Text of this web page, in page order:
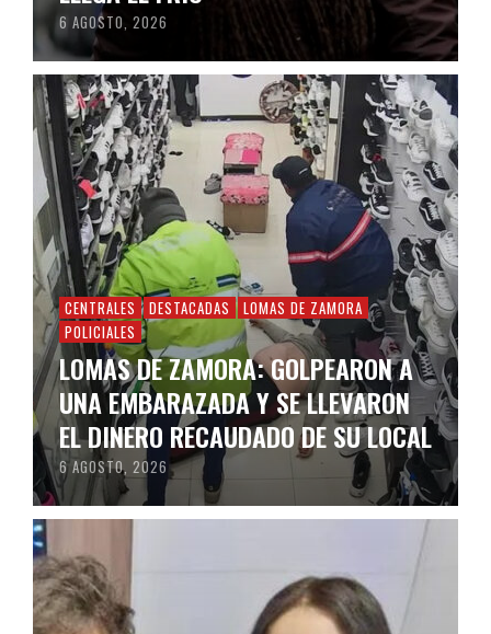
6 AGOSTO, 2026
CENTRALES DESTACADAS
LOMAS DE ZAMORA
POLICIALES
LOMAS DE ZAMORA: GOLPEARON A
UNA EMBARAZADA Y SE LLEVARON
EL DINERO RECAUDADO DE SU LOCAL
6 AGOSTO, 2026